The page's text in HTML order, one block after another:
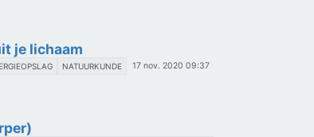
je lichaam
NATUURKUNDE 17 nov. 2020 09:37